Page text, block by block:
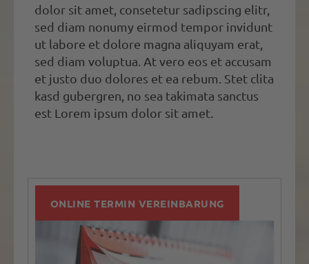
dolor sit amet, consetetur sadipscing elitr,
sed diam nonumy eirmod tempor invidunt
ut labore et dolore magna aliquyam erat,
sed diam voluptua. At vero eos et accusam
et justo duo dolores et ea rebum. Stet clita
kasd gubergren, no sea takimata sanctus
est Lorem ipsum dolor sit amet.
ONLINE TERMIN VEREINBARUNG